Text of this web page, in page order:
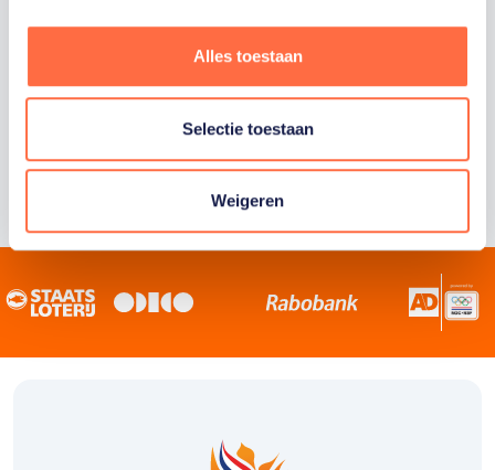
Alles toestaan
Selectie toestaan
Weigeren